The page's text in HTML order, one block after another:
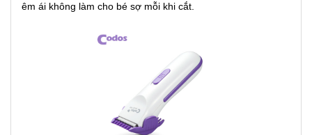
êm ái không làm cho bé sợ mỗi khi cắt.